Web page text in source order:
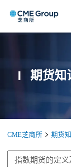
期货知
CME芝商所 期货